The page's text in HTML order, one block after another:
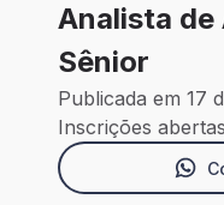
Analista
Sênior
Publicada em 17
Inscrições